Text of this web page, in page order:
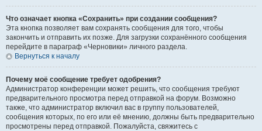
Что означает кнопка «Сохранить» при создании сообщения?
Эта кнопка позволяет вам сохранять сообщения для того, чтобы
закончить и отправить их позже. Для загрузки сохранённого сообщения
перейдите в параграф «Черновики» личного раздела.
Вернуться к началу
Почему моё сообщение требует одобрения?
Администратор конференции может решить, что сообщения требуют
предварительного просмотра перед отправкой на форум. Возможно
также, что администратор включил вас в группу пользователей,
сообщения которых, по его или её мнению, должны быть предварительно
просмотрены перед отправкой. Пожалуйста, свяжитесь с